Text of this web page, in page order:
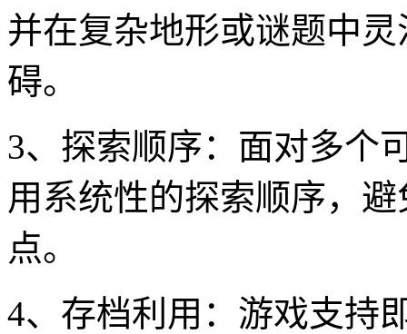
并在复杂地形或谜题中
碍。
3、探索顺序：面对多个
用系统性的探索顺序，
点。
4、存档利用：游戏支持